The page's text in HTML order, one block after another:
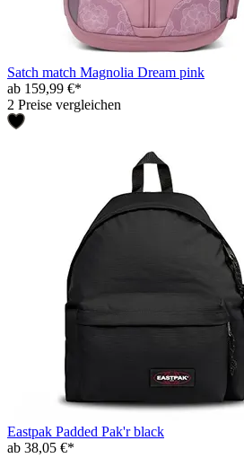
Satch match Magnolia Dream pink
ab 159,99 €*
2 Preise vergleichen
Eastpak Padded Pak'r black
ab 38,05 €*